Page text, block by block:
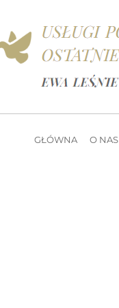
GŁÓWNA O NAS